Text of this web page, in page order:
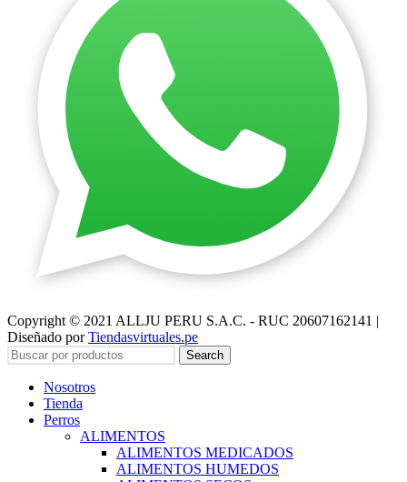
Copyright © 2021 ALLJU PERU S.A.C. - RUC 20607162141 |
Diseñado porTiendasvirtuales.pe
Search
Nosotros
Tienda
Perros
ALIMENTOS
ALIMENTOS MEDICADOS
ALIMENTOS HUMEDOS